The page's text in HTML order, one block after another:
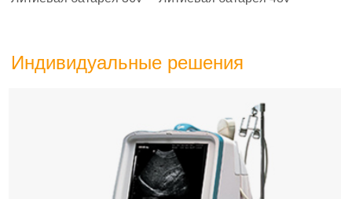
Индивидуальные решения